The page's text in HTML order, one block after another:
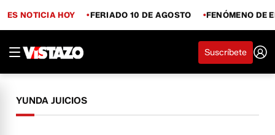
ES NOTICIA HOY FERIADO 10 DE AGOSTO FENÓMENO DE
Suscríbete
YUNDA JUICIOS